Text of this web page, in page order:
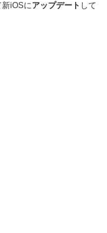
新iOSにアップデート して